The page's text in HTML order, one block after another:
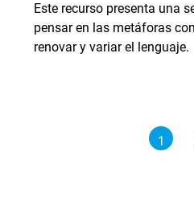
Este recurso presenta una
pensar en las metáforas
renovar y variar el lenguaje.
1